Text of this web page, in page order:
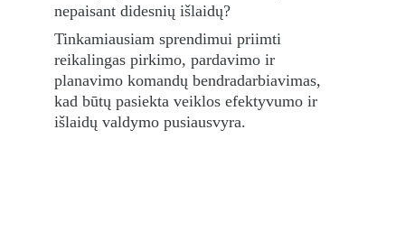
nepaisant didesnių išlaidų?
Tinkamiausiam sprendimui priimti
reikalingas pirkimo, pardavimo ir
planavimo komandų bendradarbiavimas,
kad būtų pasiekta veiklos efektyvumo ir
išlaidų valdymo pusiausvyra.